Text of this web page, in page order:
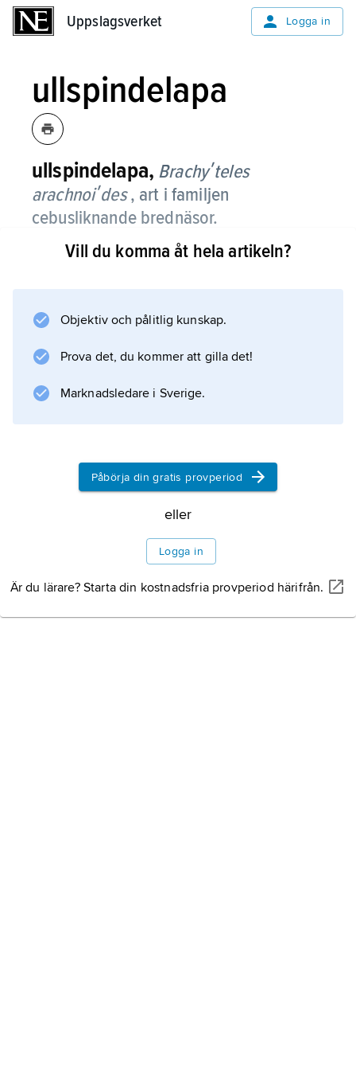
Uppslagsverket Logga in
ullspindelapa
ullspindelapa, Brachyʹteles
arachnoiʹdes , art i familjen
cebusliknande brednäsor.
Den är 46–63 cm lång, med 65–80 cm lång
grågul–askgrå och ansiktet ofta lysande rött.
bladätare och lever i högstammig regnskog i
sydöstra Brasilien. Den är starkt
Information om artikeln
Vill du komma åt hela artikeln?
Objektiv och pålitlig kunskap.
Prova det, du kommer att gilla det!
Marknadsledare i Sverige.
Påbörja din gratis provperiod
eller
Logga in
Är du lärare? Starta din kostnadsfria provperiod härifrån.